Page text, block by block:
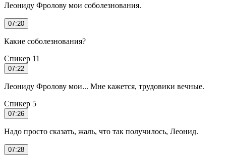
Леониду Фролову мои соболезнования.
07:20
Какие соболезнования?
Спикер 11
07:22
Леониду Фролову мои... Мне кажется, трудовики вечные.
Спикер 5
07:26
Надо просто сказать, жаль, что так получилось, Леонид.
07:28